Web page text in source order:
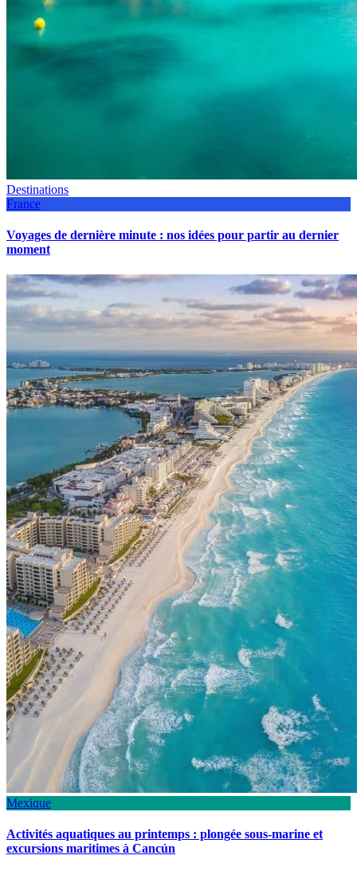
Destinations
France
Voyages de dernière minute : nos idées pour partir au dernier
moment
Mexique
Activités aquatiques au printemps : plongée sous-marine et
excursions maritimes à Cancún